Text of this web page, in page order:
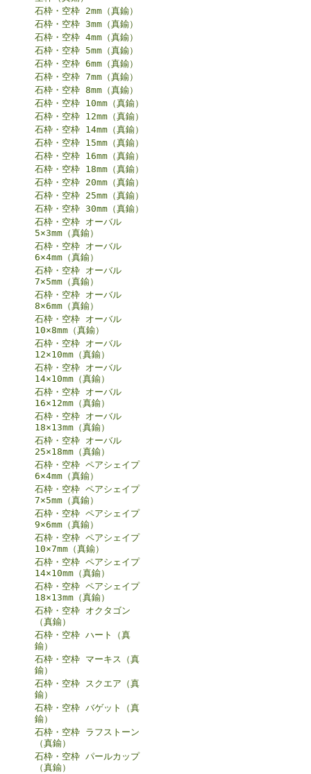
石枠・空枠 2mm（真鍮）
石枠・空枠 3mm（真鍮）
石枠・空枠 4mm（真鍮）
石枠・空枠 5mm（真鍮）
石枠・空枠 6mm（真鍮）
石枠・空枠 7mm（真鍮）
石枠・空枠 8mm（真鍮）
石枠・空枠 10mm（真鍮）
石枠・空枠 12mm（真鍮）
石枠・空枠 14mm（真鍮）
石枠・空枠 15mm（真鍮）
石枠・空枠 16mm（真鍮）
石枠・空枠 18mm（真鍮）
石枠・空枠 20mm（真鍮）
石枠・空枠 25mm（真鍮）
石枠・空枠 30mm（真鍮）
石枠・空枠 オーバル
5×3mm（真鍮）
石枠・空枠 オーバル
6×4mm（真鍮）
石枠・空枠 オーバル
7×5mm（真鍮）
石枠・空枠 オーバル
8×6mm（真鍮）
石枠・空枠 オーバル
10×8mm（真鍮）
石枠・空枠 オーバル
12×10mm（真鍮）
石枠・空枠 オーバル
14×10mm（真鍮）
石枠・空枠 オーバル
16×12mm（真鍮）
石枠・空枠 オーバル
18×13mm（真鍮）
石枠・空枠 オーバル
25×18mm（真鍮）
石枠・空枠 ペアシェイプ
6×4mm（真鍮）
石枠・空枠 ペアシェイプ
7×5mm（真鍮）
石枠・空枠 ペアシェイプ
9×6mm（真鍮）
石枠・空枠 ペアシェイプ
10×7mm（真鍮）
石枠・空枠 ペアシェイプ
14×10mm（真鍮）
石枠・空枠 ペアシェイプ
18×13mm（真鍮）
石枠・空枠 オクタゴン
（真鍮）
石枠・空枠 ハート（真
鍮）
石枠・空枠 マーキス（真
鍮）
石枠・空枠 スクエア（真
鍮）
石枠・空枠 バゲット（真
鍮）
石枠・空枠 ラフストーン
（真鍮）
石枠・空枠 パールカップ
（真鍮）